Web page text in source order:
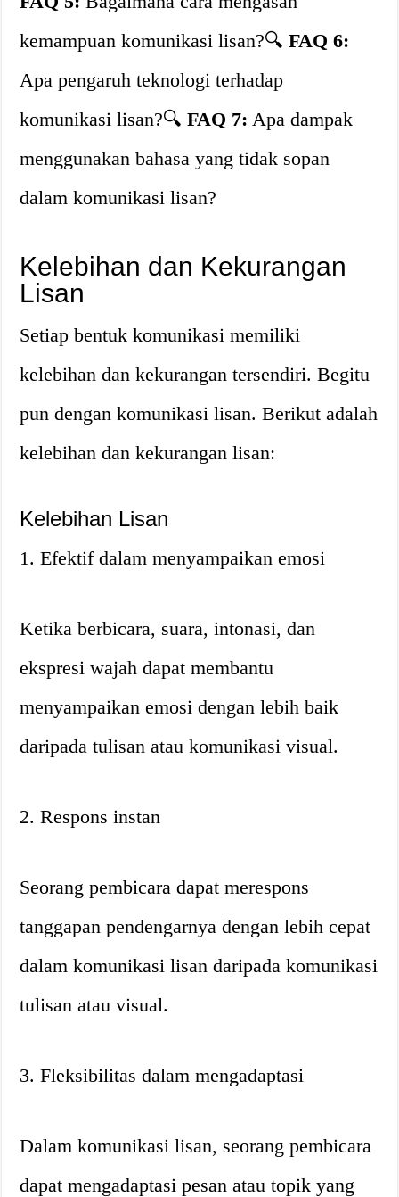
kemampuan komunikasi lisan?🔍FAQ 6:
Apa pengaruh teknologi terhadap
komunikasi lisan?🔍FAQ 7: Apa dampak
menggunakan bahasa yang tidak sopan
dalam komunikasi lisan?
Kelebihan dan Kekurangan
Lisan
Setiap bentuk komunikasi memiliki
kelebihan dan kekurangan tersendiri. Begitu
pun dengan komunikasi lisan. Berikut adalah
kelebihan dan kekurangan lisan:
Kelebihan Lisan
1. Efektif dalam menyampaikan emosi
Ketika berbicara, suara, intonasi, dan
ekspresi wajah dapat membantu
menyampaikan emosi dengan lebih baik
daripada tulisan atau komunikasi visual.
2. Respons instan
Seorang pembicara dapat merespons
tanggapan pendengarnya dengan lebih cepat
dalam komunikasi lisan daripada komunikasi
tulisan atau visual.
3. Fleksibilitas dalam mengadaptasi
Dalam komunikasi lisan, seorang pembicara
dapat mengadaptasi pesan atau topik yang